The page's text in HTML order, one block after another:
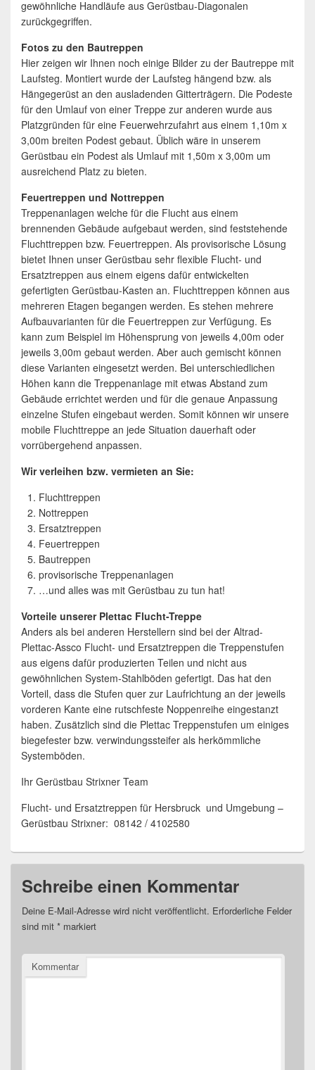
gewöhnliche Handläufe aus Gerüstbau-Diagonalen
zurückgegriffen.
Fotos zu den Bautreppen
Hier zeigen wir Ihnen noch einige Bilder zu der Bautreppe mit
Laufsteg. Montiert wurde der Laufsteg hängend bzw. als
Hängegerüst an den ausladenden Gitterträgern. Die Podeste
für den Umlauf von einer Treppe zur anderen wurde aus
Platzgründen für eine Feuerwehrzufahrt aus einem 1,10m x
3,00m breiten Podest gebaut. Üblich wäre in unserem
Gerüstbau ein Podest als Umlauf mit 1,50m x 3,00m um
ausreichend Platz zu bieten.
Feuertreppen und Nottreppen
Treppenanlagen welche für die Flucht aus einem
brennenden Gebäude aufgebaut werden, sind feststehende
Fluchttreppen bzw. Feuertreppen. Als provisorische Lösung
bietet Ihnen unser Gerüstbau sehr flexible Flucht- und
Ersatztreppen aus einem eigens dafür entwickelten
gefertigten Gerüstbau-Kasten an. Fluchttreppen können aus
mehreren Etagen begangen werden. Es stehen mehrere
Aufbauvarianten für die Feuertreppen zur Verfügung. Es
kann zum Beispiel im Höhensprung von jeweils 4,00m oder
jeweils 3,00m gebaut werden. Aber auch gemischt können
diese Varianten eingesetzt werden. Bei unterschiedlichen
Höhen kann die Treppenanlage mit etwas Abstand zum
Gebäude errichtet werden und für die genaue Anpassung
einzelne Stufen eingebaut werden. Somit können wir unsere
mobile Fluchttreppe an jede Situation dauerhaft oder
vorrübergehend anpassen.
Wir verleihen bzw. vermieten an Sie:
Fluchttreppen
Nottreppen
Ersatztreppen
Feuertreppen
Bautreppen
provisorische Treppenanlagen
…und alles was mit Gerüstbau zu tun hat!
Vorteile unserer Plettac Flucht-Treppe
Anders als bei anderen Herstellern sind bei der Altrad-
Plettac-Assco Flucht- und Ersatztreppen die Treppenstufen
aus eigens dafür produzierten Teilen und nicht aus
gewöhnlichen System-Stahlböden gefertigt. Das hat den
Vorteil, dass die Stufen quer zur Laufrichtung an der jeweils
vorderen Kante eine rutschfeste Noppenreihe eingestanzt
haben. Zusätzlich sind die Plettac Treppenstufen um einiges
biegefester bzw. verwindungssteifer als herkömmliche
Systemböden.
Ihr Gerüstbau Strixner Team
Flucht- und Ersatztreppen für Hersbruck und Umgebung –
Gerüstbau Strixner: 08142 / 4102580
Schreibe einen Kommentar
Deine E-Mail-Adresse wird nicht veröffentlicht. Erforderliche Felder
sind mit * markiert
Kommentar